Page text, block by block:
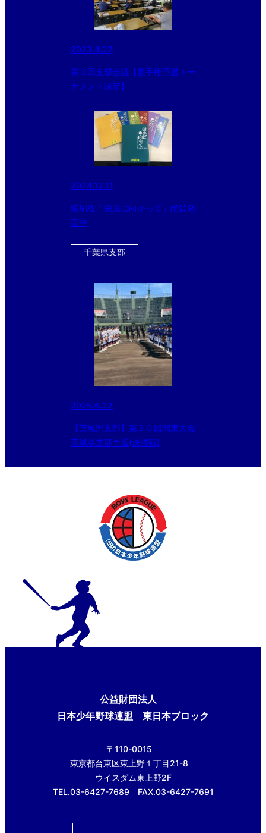
2023.4.22
第３回支部会議【選手権予選トー
ナメント決定】
2024.12.11
縮刷版「栄光に向かって」絶賛発
売中
千葉県支部
2025.6.22
【茨城県支部】第５０回関東大会
茨城県支部予選(決勝戦)
公益財団法人
日本少年野球連盟 東日本ブロック
〒110-0015
東京都台東区東上野１丁目21-8
ウイスダム東上野2F
TEL.03-6427-7689 FAX.03-6427-7691